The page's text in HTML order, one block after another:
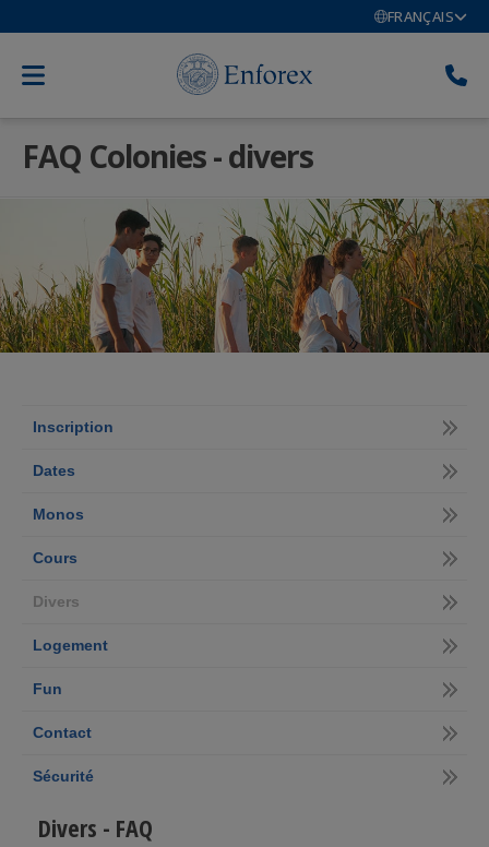
FRANÇAIS
FAQ Colonies - divers
Inscription
Dates
Monos
Cours
Divers
Logement
Fun
Contact
Sécurité
Divers - FAQ